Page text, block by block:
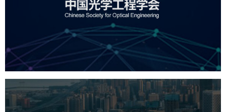
机构组织 国企 品牌官网 网站建设 网站设计